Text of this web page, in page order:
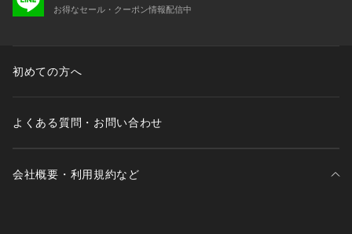
お得なセール・クーポン情報配信中
初めての方へ
よくある質問・お問い合わせ
会社概要・利用規約など